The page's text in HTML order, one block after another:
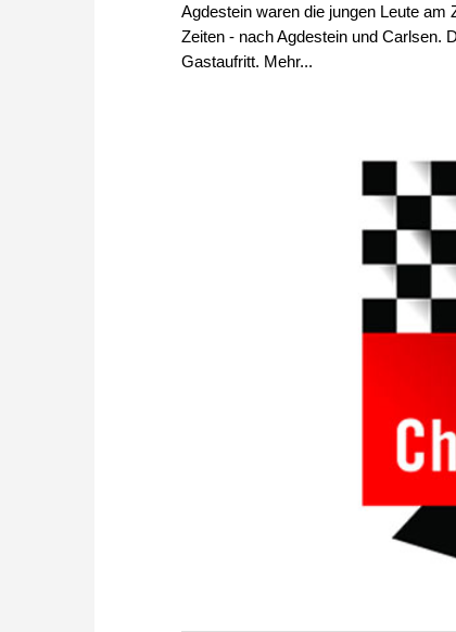
Agdestein waren die jungen Leute am
Zeiten - nach Agdestein und Carlsen.
Gastaufritt. Mehr...